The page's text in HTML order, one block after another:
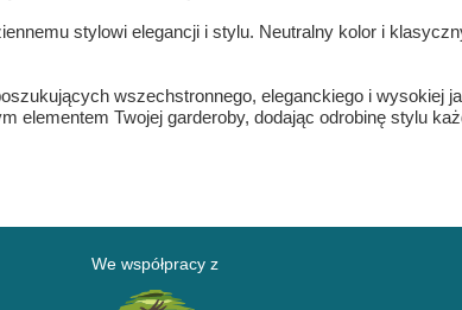
stylowi elegancji i stylu. Neutralny kolor i
wszechstronnego, eleganckiego i wysokiej
elementem Twojej garderoby, dodając odrobinę stylu
We współpracy z